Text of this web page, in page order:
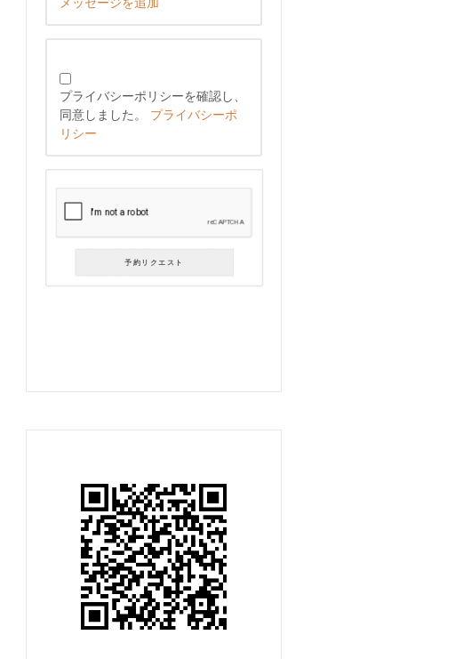
プライバシーポリシーを確認し、
同意しました。 プライバシーポ
リシー
予約リクエスト